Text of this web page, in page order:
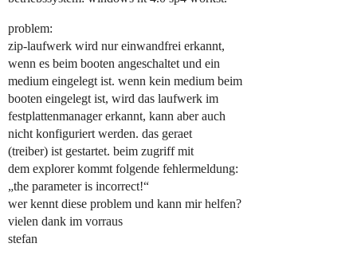
problem:
zip-laufwerk wird nur einwandfrei erkannt,
wenn es beim booten angeschaltet und ein
medium eingelegt ist. wenn kein medium beim
booten eingelegt ist, wird das laufwerk im
festplattenmanager erkannt, kann aber auch
nicht konfiguriert werden. das geraet
(treiber) ist gestartet. beim zugriff mit
dem explorer kommt folgende fehlermeldung:
„the parameter is incorrect!“
wer kennt diese problem und kann mir helfen?
vielen dank im vorraus
stefan